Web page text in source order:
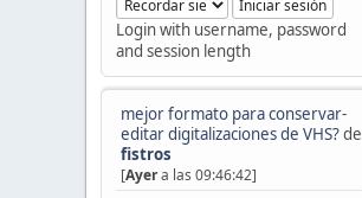
Login with username, password
and session length
mejor formato para conservar-
editar digitalizaciones de VHS?de
fistros
[Ayera las 09:46:42]